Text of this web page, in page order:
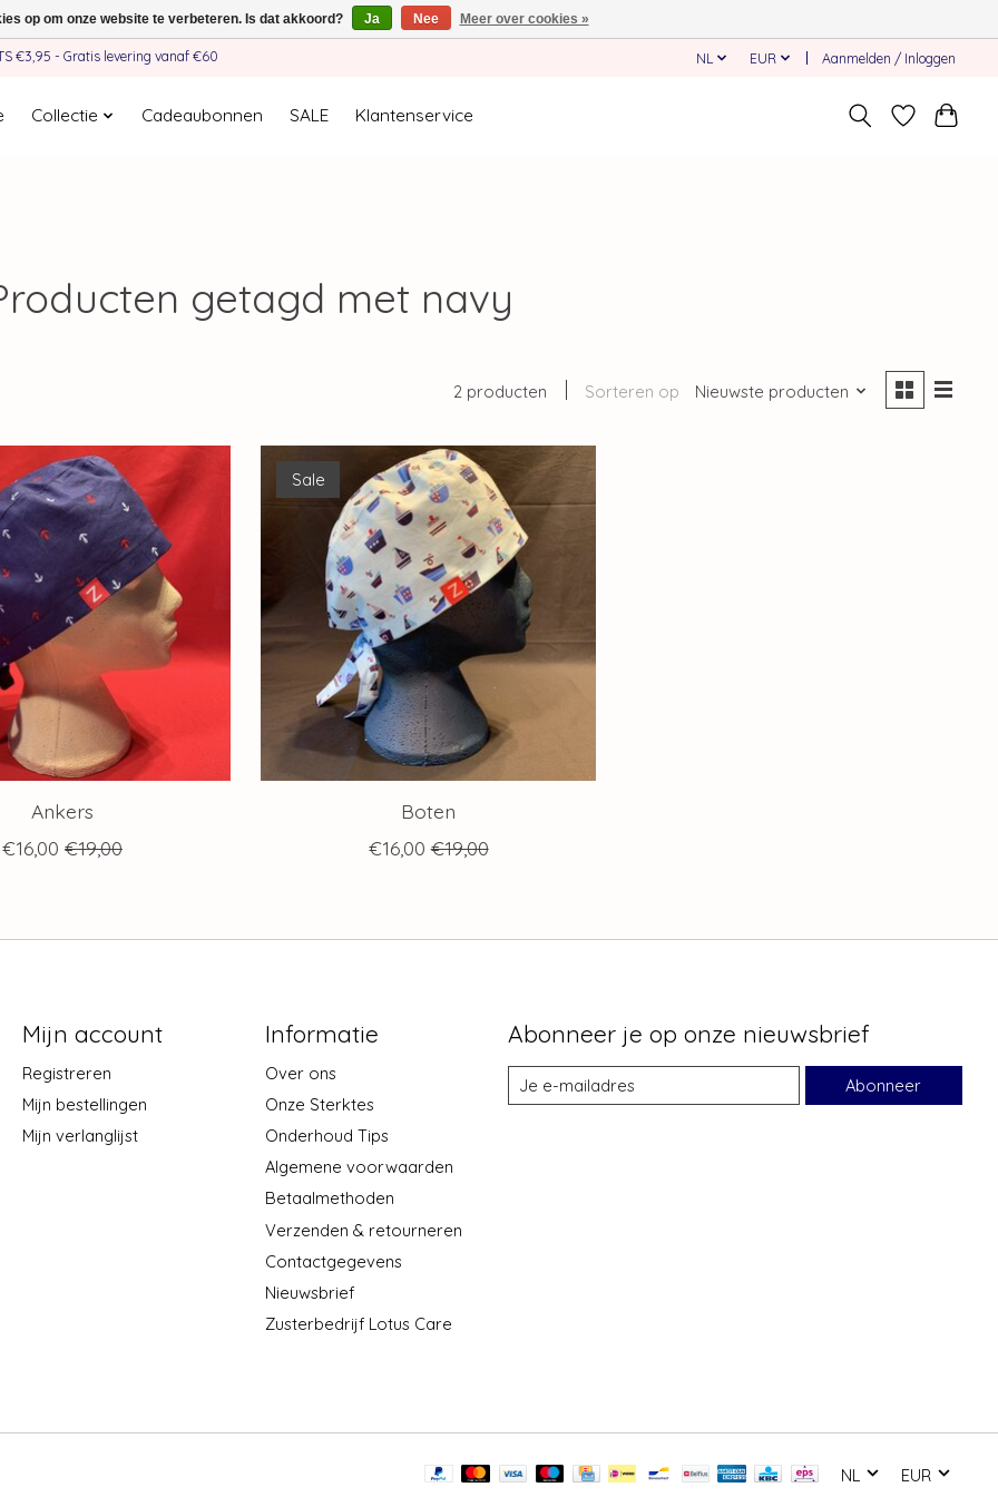
€3,95 - Gratis levering vanaf €60 NL EUR Aanmelden / Inloggen
Collectie Cadeaubonnen SALE Klantenservice
getagd met navy
2 producten Sorteren op Nieuwste producten
Ankers
€16,00 €19,00
Sale
Boten
€16,00 €19,00
Mijn account
Registreren
Mijn bestellingen
Mijn verlanglijst
Informatie
Over ons
Onze Sterktes
Onderhoud Tips
Algemene voorwaarden
Betaalmethoden
Verzenden & retourneren
Contactgegevens
Nieuwsbrief
Zusterbedrijf Lotus Care
Abonneer je op onze nieuwsbrief
Abonneer
NL EUR
op om onze website te verbeteren. Is dat akkoord? Ja Nee Meer over cookies »